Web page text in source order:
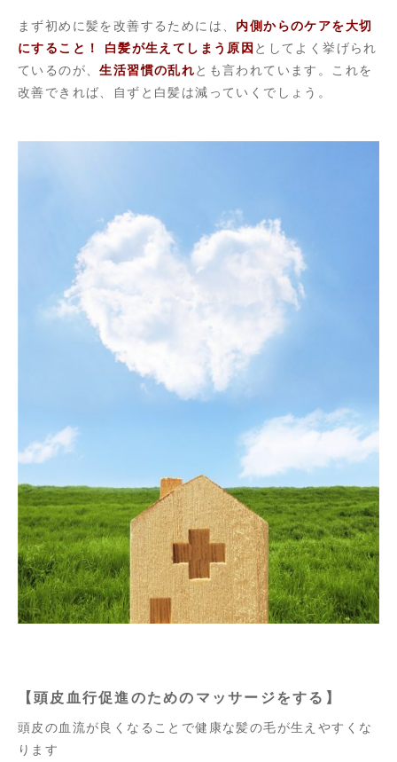
まず初めに髪を改善するためには、 内側からのケアを大切
にすること！
白髪が生えてしまう原因 としてよく挙げられ
ているのが、生活習慣の乱れとも言われています。これを
改善できれば、自ずと白髪は減っていくでしょう。
【頭皮血行促進のためのマッサージをする】
頭皮の血流が良くなることで健康な髪の毛が生えやすくな
ります